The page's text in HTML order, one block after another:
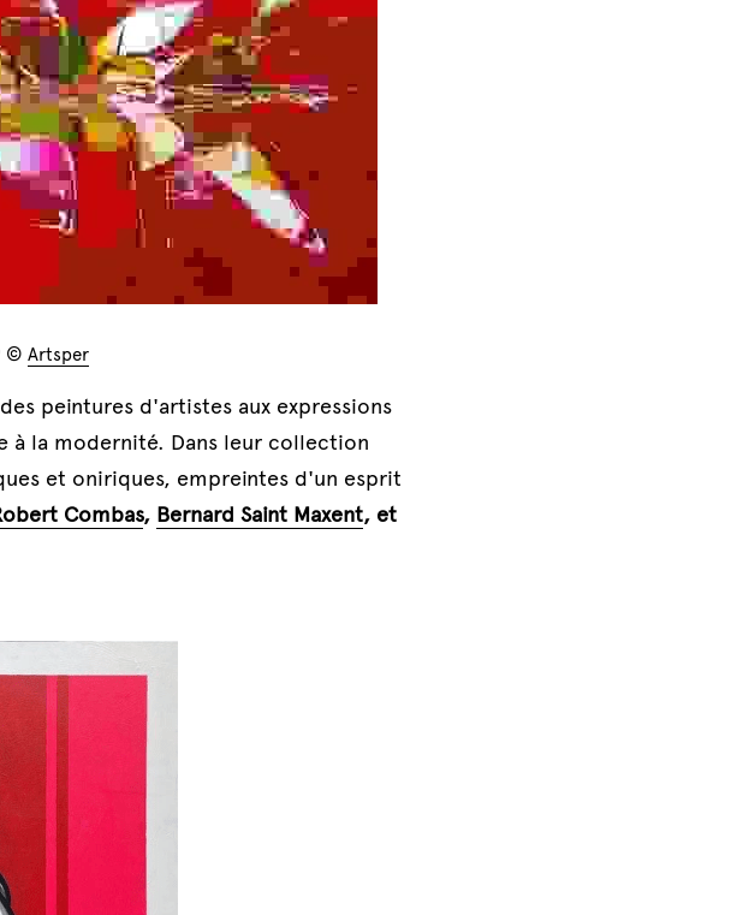
© Artsper
peintures d'artistes aux expressions
à la modernité. Dans leur collection
et oniriques, empreintes d'un esprit
Combas, Bernard Saint Maxent, et